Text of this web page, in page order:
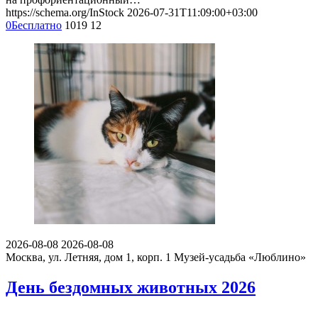
https://schema.org/InStock 2026-07-31T11:09:00+03:00
0Бесплатно 1019 12
2026-08-08 2026-08-08
Москва, ул. Летняя, дом 1, корп. 1 Музей-усадьба «Люблино»
День бездомных животных 2026